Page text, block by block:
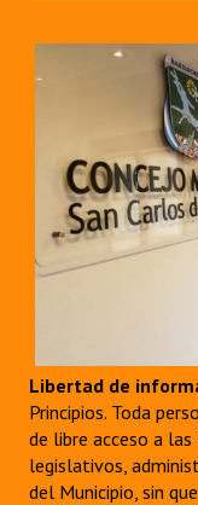
Libertad de
Principios. Toda
de libre acceso a
legislativos,
del Municipio, sin